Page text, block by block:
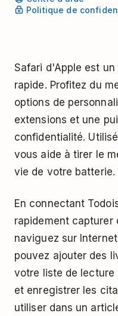
Politique de
Safari d'Apple est
rapide. Profitez du
options de
extensions et une
confidentialité.
vous aide à tirer le
vie de votre batterie.
En connectant
rapidement capturer
naviguez sur
pouvez ajouter des
votre liste de lecture
et enregistrer les
utiliser dans un